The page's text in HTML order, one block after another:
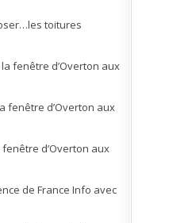
toitures
fenêtre d’Overton aux
fenêtre d’Overton aux
d’Overton aux
de France Info avec